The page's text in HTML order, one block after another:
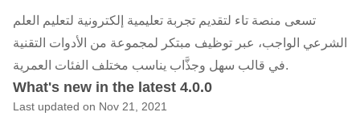
تسعى منصة تاء لتقديم تجربة تعليمية إلكترونية لتعليم العلم
الشرعي الواجب، عبر توظيف مبتكر لمجموعة من الأدوات التقنية
في قالب سهل وجذَّاب يناسب مختلف الفئات العمرية.
What's new in the latest 4.0.0
Last updated on Nov 21, 2021